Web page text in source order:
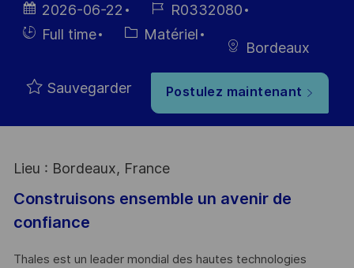
Date
d’affichage
2026-06-22
Référence
du poste
R0332080
HiringFull time Catégorie
Matériel
Bordeaux
Sauvegarder Postulez maintenant
Lieu : Bordeaux, France
Construisons ensemble un avenir de
confiance
Thales est un leader mondial des hautes technologies